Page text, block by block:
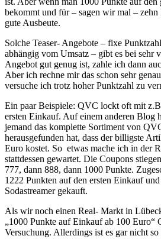
bekommt und für – sagen wir mal –
gute Ausbeute.
Solche Teaser- Angebote – fixe
abhängig vom Umsatz – gibt es bei sehr
Angebot gut genug ist, zahle ich dann
Aber ich rechne mir das schon sehr
versuche ich trotz hoher Punktzahl zu
Ein paar Beispiele: QVC lockt oft mit
ersten Einkauf. Auf einem anderen Blog
jemand das komplette Sortiment von
herausgefunden hat, dass der billigste
Euro kostet. So etwas mache ich in der
stattdessen gewartet. Die Coupons
777, dann 888, dann 1000 Punkte.
1222 Punkten auf den ersten Einkauf
Sodastreamer gekauft.
Als wir noch einen Real- Markt in
„1000 Punkte auf Einkauf ab 100 Euro“
Versuchung. Allerdings ist es gar nicht